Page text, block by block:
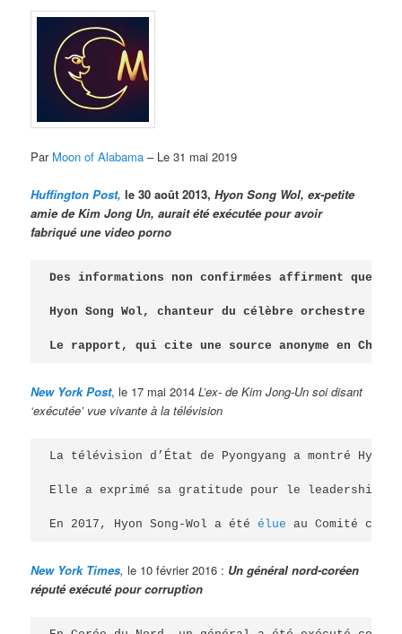
Par Moon of Alabama – Le 31 mai 2019
Huffington Post, le 30 août 2013,Hyon Song Wol, ex-petite
amie de Kim Jong Un, aurait été exécutée pour avoir
fabriqué une video porno
Des informations non confirmées affirment que
Hyon Song Wol, chanteur du célèbre orchestre
Le rapport, qui cite une source anonyme en
New York Post, le 17 mai 2014L’ex- de Kim Jong-Un soi disant
‘exécutée’ vue vivante à la télévision
La télévision d’État de Pyongyang a montré
Elle a exprimé sa gratitude pour le leadership
En 2017, Hyon Song-Wol a été élue au Comité
New York Times,le 10 février 2016 : Un général nord-coréen
réputé exécuté pour corruption